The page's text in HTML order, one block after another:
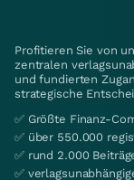
Profitieren Sie von
zentralen
und fundierten
strategische
✅ Größte Finanz-
✅ über 550.000
✅ rund 2.000
✅